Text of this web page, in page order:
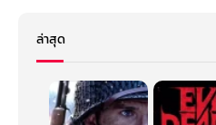
ล่าสุด